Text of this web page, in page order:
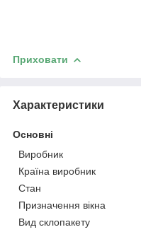
Приховати
Характеристики
Основні
Виробник
Країна виробник
Стан
Призначення вікна
Вид склопакету